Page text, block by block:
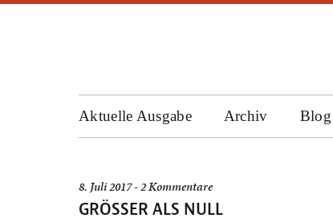
Aktuelle Ausgabe Archiv Blog
8. Juli 2017 - 2 Kommentare
GRÖSSER ALS NULL